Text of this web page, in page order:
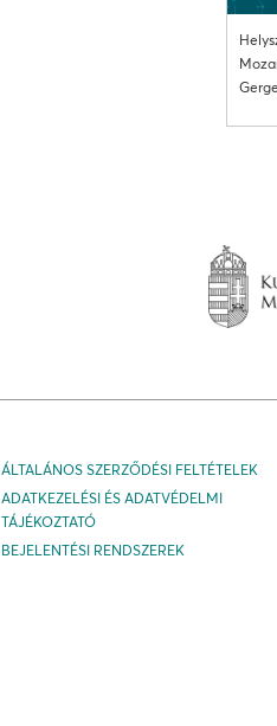
ÁLTALÁNOS SZERZŐDÉSI FELTÉTELEK
ADATKEZELÉSI ÉS ADATVÉDELMI
TÁJÉKOZTATÓ
BEJELENTÉSI RENDSZEREK